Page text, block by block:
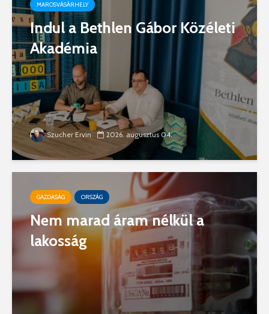
MAROSVÁSÁRHELY
Indul a Bethlen Gábor Közéleti
Akadémia
Szucher Ervin 2026. augusztus 04.
GAZDASÁG ORSZÁG
Nem marad áram nélkül a
lakosság